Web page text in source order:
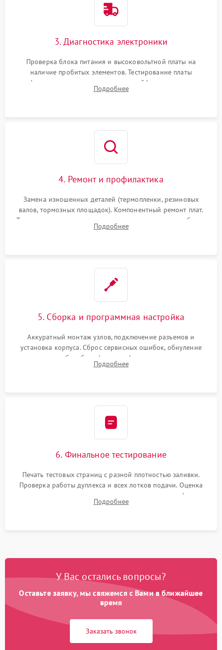
3. Диагностика электроники
Проверка блока питания и высоковольтной платы на
наличие пробитых элементов. Тестирование платы
форматирования, целостности шлейфов, контактов
картриджа и оптопар (датчиков прохождения и наличия
Подробнее
4. Ремонт и профилактика
Замена изношенных деталей (термопленки, резиновых
валов, тормозных площадок). Компонентный ремонт плат.
Тщательная очистка тракта печати, контактов и линз блока
лазера (LSU) от просыпанного тонера и пыли.
Подробнее
5. Сборка и программная настройка
Аккуратный монтаж узлов, подключение разъемов и
установка корпуса. Сброс сервисных ошибок, обнуление
счетчиков абсорбера (памперса) или узла переноса,
обновление прошивки и программная калибровка аппарата.
Подробнее
6. Финальное тестирование
Печать тестовых страниц с разной плотностью заливки.
Проверка работы дуплекса и всех лотков подачи. Оценка
качества запекания тонера и полное отсутствие дефектов
изображения перед выдачей готового устройства.
Подробнее
У Вас остались вопросы?
Оставьте заявку, мы свяжемся с Вами в ближайшее
время
Заказать звонок